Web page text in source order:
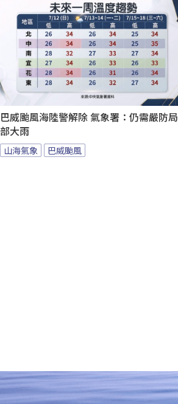
巴威颱風海陸警解除 氣象署：仍需嚴防局
部大雨
山海氣象 巴威颱風